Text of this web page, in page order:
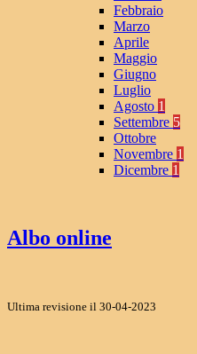
Febbraio
Marzo
Aprile
Maggio
Giugno
Luglio
Agosto 1
Settembre 5
Ottobre
Novembre 1
Dicembre 1
Albo online
Ultima revisione il 30-04-2023